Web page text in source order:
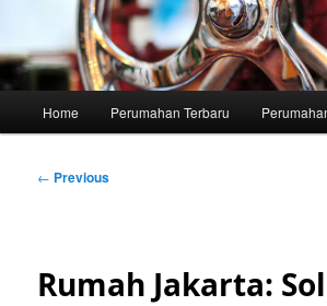
Home Perumahan Terbaru
Post
← Previous
Rumah Jakarta: